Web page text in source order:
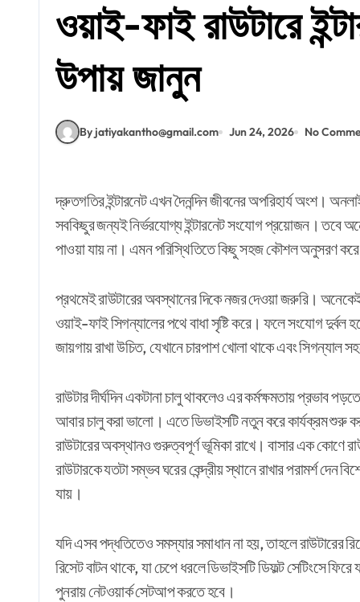
ওয়াই-ফাই রাউটারে
উপায় জানুন
By jatiyakantho@gmail.com Jun 24, 2026 No
দ্রুতগতির ইন্টারনেট এখন দৈনন্দিন জীবনের অপরিহার্য অংশ। অনলাইন মিটিং, অনলাইন ক্লাস, ভিডিও স্ট্রিমিং কিংবা সাধারণ ব্রাউজিং—
সবকিছুর জন্যই নির্ভরযোগ্য ইন্টারনেট সংযোগ প্রয়োজন। তবে
পাওয়া যায় না। এমন পরিস্থিতিতে কিছু সহজ কৌশল অনুসরণ করে
প্রথমেই রাউটারের অবস্থানের দিকে নজর দেওয়া জরুরি। অনেকেই
ওয়াই-ফাই সিগন্যালের পথে বাধা সৃষ্টি করে। ফলে সংযোগ দুর্বল
জায়গায় রাখা উচিত, যেখানে চারপাশ খোলা থাকে এবং সিগন্যাল
রাউটার দীর্ঘদিন একটানা চালু থাকলেও এর কর্মক্ষমতায় প্রভাব
আবার চালু করা ভালো। এতে ডিভাইসটি নতুন করে কার্যক্রম শুরু
রাউটারের অবস্থানও গুরুত্বপূর্ণ ভূমিকা রাখে। বাসার এক কোণে
রাউটারকে যতটা সম্ভব ঘরের কেন্দ্রীয় স্থানে রাখার পরামর্শ
যায়।
যদি এসব পদ্ধতিতেও সমস্যার সমাধান না হয়, তাহলে রাউটারের
রিসেট বাটন থাকে, যা চেপে ধরলে ডিভাইসটি ডিফল্ট সেটিংসে
পুনরায় নেটওয়ার্ক সেটআপ করতে হবে।